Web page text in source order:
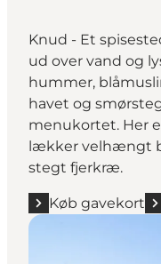
Knud - Et
ud over vand og
hummer,
havet og
menukortet. Her
lækker velhængt
stegt fjerkræ.
Køb gavekort